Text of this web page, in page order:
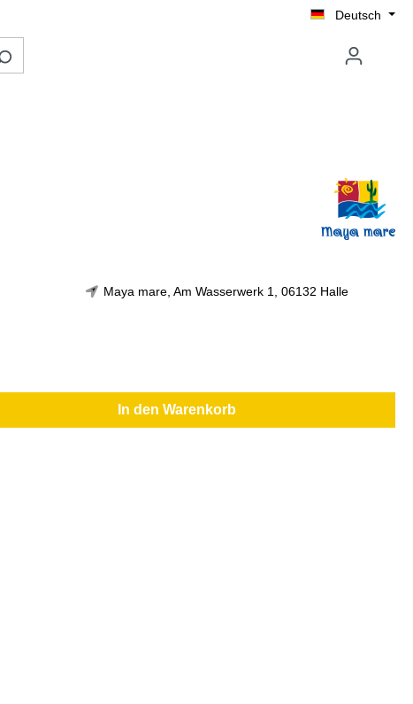
Deutsch
Maya mare, Am Wasserwerk 1, 06132 Halle
In den Warenkorb